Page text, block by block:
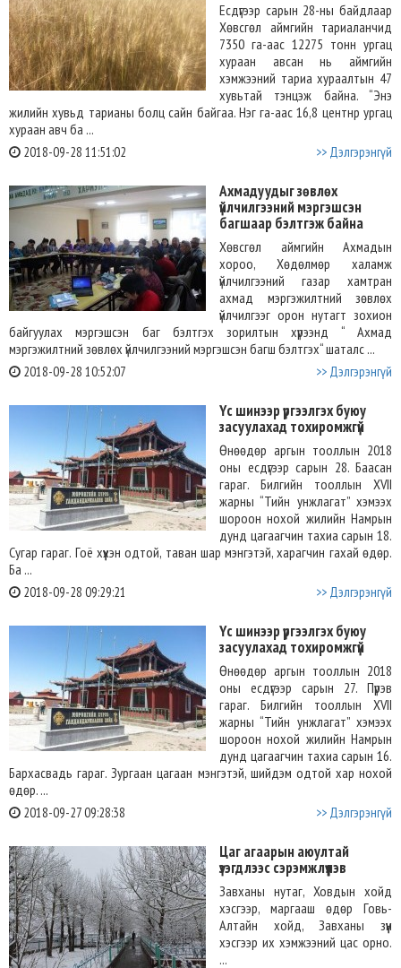
Есдүгээр сарын 28-ны байдлаар
Хөвсгөл аймгийн тариаланчид
7350 га-аас 12275 тонн ургац
хураан авсан нь аймгийн
хэмжээний тариа хураалтын 47
хувьтай тэнцэж байна. “Энэ
жилийн хувьд тарианы болц сайн байгаа. Нэг га-аас 16,8 центнр ургац
хураан авч ба ...
2018-09-28 11:51:02 >> Дэлгэрэнгүй
Ахмадуудыг зөвлөх
үйлчилгээний мэргэшсэн
багшаар бэлтгэж байна
Хөвсгөл аймгийн Ахмадын
хороо, Хөдөлмөр халамж
үйлчилгээний газар хамтран
ахмад мэргэжилтний зөвлөх
үйлчилгээг орон нутагт зохион
байгуулах мэргэшсэн баг бэлтгэх зорилтын хүрээнд “ Ахмад
мэргэжилтний зөвлөх үйлчилгээний мэргэшсэн багш бэлтгэх“ шаталс ...
2018-09-28 10:52:07 >> Дэлгэрэнгүй
Үс шинээр үргээлгэх буюу
засуулахад тохиромжгүй
Өнөөдөр аргын тооллын 2018
оны есдүгээр сарын 28. Баасан
гараг. Билгийн тооллын XVII
жарны “Тийн унжлагат” хэмээх
шороон нохой жилийн Намрын
дунд цагаагчин тахиа сарын 18.
Сугар гараг. Гоё хүүхэн одтой, таван шар мэнгэтэй, харагчин гахай өдөр.
Ба ...
2018-09-28 09:29:21 >> Дэлгэрэнгүй
Үс шинээр үргээлгэх буюу
засуулахад тохиромжгүй
Өнөөдөр аргын тооллын 2018
оны есдүгээр сарын 27. Пүрэв
гараг. Билгийн тооллын XVII
жарны “Тийн унжлагат” хэмээх
шороон нохой жилийн Намрын
дунд цагаагчин тахиа сарын 16.
Бархасвадь гараг. Зургаан цагаан мэнгэтэй, шийдэм одтой хар нохой
өдөр. ...
2018-09-27 09:28:38 >> Дэлгэрэнгүй
Цаг агаарын аюултай
үзэгдлээс сэрэмжлүүлэв
Завханы нутаг, Ховдын хойд
хэсгээр, маргааш өдөр Говь-
Алтайн хойд, Завханы зүүн
хэсгээр их хэмжээний цас орно.
...